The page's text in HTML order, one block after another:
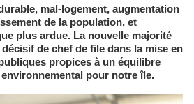
mal-logement, augmentation
de la population, et
plus ardue. La nouvelle majorité
de chef de file dans la mise en
propices à un équilibre
pour notre île.